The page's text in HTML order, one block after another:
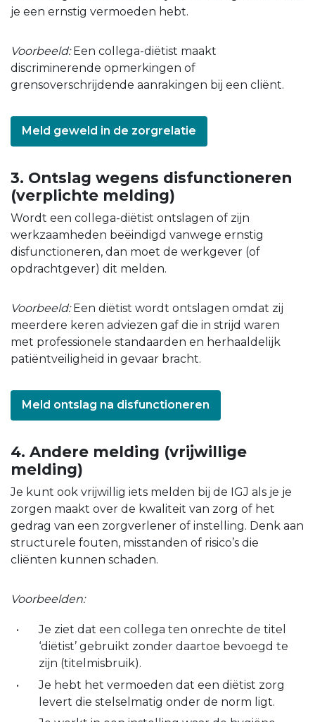
je een ernstig vermoeden hebt.
Voorbeeld:Een collega-diëtist maakt
discriminerende opmerkingen of
grensoverschrijdende aanrakingen bij een cliënt.
Meld geweld in de zorgrelatie
3. Ontslag wegens disfunctioneren
(verplichte melding)
Wordt een collega-diëtist ontslagen of zijn
werkzaamheden beëindigd vanwege ernstig
disfunctioneren, dan moet de werkgever (of
opdrachtgever) dit melden.
Voorbeeld:Een diëtist wordt ontslagen omdat zij
meerdere keren adviezen gaf die in strijd waren
met professionele standaarden en herhaaldelijk
patiëntveiligheid in gevaar bracht.
Meld ontslag na disfunctioneren
4. Andere melding (vrijwillige
melding)
Je kunt ook vrijwillig iets melden bij de IGJ als je je
zorgen maakt over de kwaliteit van zorg of het
gedrag van een zorgverlener of instelling. Denk aan
structurele fouten, misstanden of risico’s die
cliënten kunnen schaden.
Voorbeelden:
Je ziet dat een collega ten onrechte de titel
‘diëtist’ gebruikt zonder daartoe bevoegd te
zijn (titelmisbruik).
Je hebt het vermoeden dat een diëtist zorg
levert die stelselmatig onder de norm ligt.